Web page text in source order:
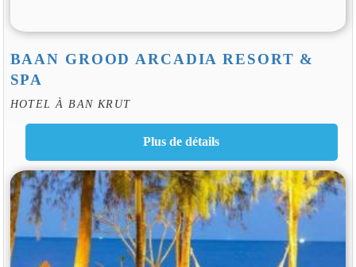
BAAN GROOD ARCADIA RESORT &
SPA
HOTEL À BAN KRUT